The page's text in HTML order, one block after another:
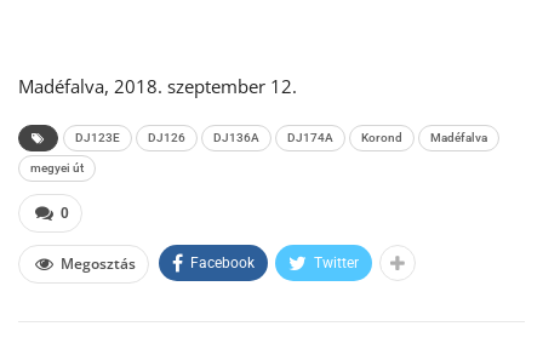
Madéfalva, 2018. szeptember 12.
DJ123E DJ126 DJ136A DJ174A Korond Madéfalva
megyei út
0
Megosztás Facebook Twitter